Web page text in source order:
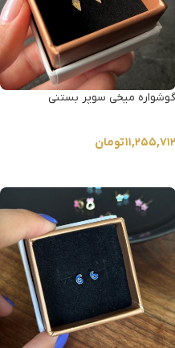
گوشواره میخی سوپر بستنی
۱۱,۲۵۵,۷۱۲تومان